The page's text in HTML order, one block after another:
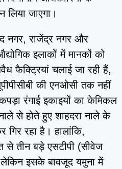
जाएगा।
नगर, राजेंद्र नगर और
इलाकों में मानकों को
फैक्ट्रियां चलाई जा रही हैं,
की एनओसी तक नहीं
रंगाई इकाइयों का केमिकल
से होते हुए शाहदरा नाले के
गिर रहा है। हालांकि,
से तीन बड़े एसटीपी (सीवेज
लेकिन इसके बावजूद यमुना में